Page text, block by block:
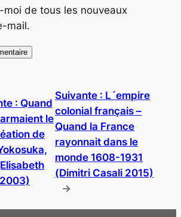
moi de tous les nouveaux
mail.
: Quand
le
de
Suivante : L´empire
colonial français –
Quand la France
rayonnait dans le
monde 1608-1931
(Dimitri Casali 2015)
→